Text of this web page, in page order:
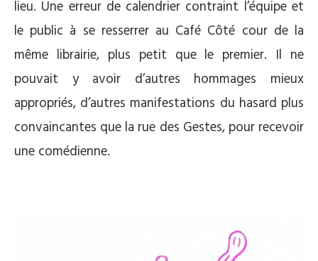
lieu. Une erreur de calendrier contraint l’équipe et
le public à se resserrer au Café Côté cour de la
même librairie, plus petit que le premier. Il ne
pouvait y avoir d’autres hommages mieux
appropriés, d’autres manifestations du hasard plus
convaincantes que la rue des Gestes, pour recevoir
une comédienne.